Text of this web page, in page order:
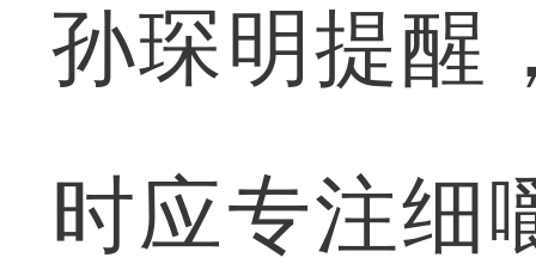
孙琛明提醒
时应专注细